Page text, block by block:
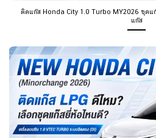
ติดแก๊ส Honda City 1.0 Turbo MY2026 ชุดแ
แก๊ส